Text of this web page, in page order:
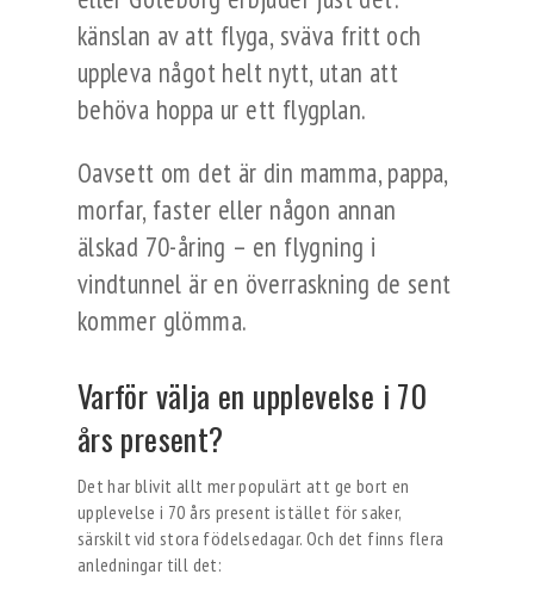
känslan av att flyga, sväva fritt och
uppleva något helt nytt, utan att
behöva hoppa ur ett flygplan.
Oavsett om det är din mamma, pappa,
morfar, faster eller någon annan
älskad 70-åring – en flygning i
vindtunnel är en överraskning de sent
kommer glömma.
Varför välja en upplevelse i 70
års present?
Det har blivit allt mer populärt att ge bort en
upplevelse i 70 års present istället för saker,
särskilt vid stora födelsedagar. Och det finns flera
anledningar till det: